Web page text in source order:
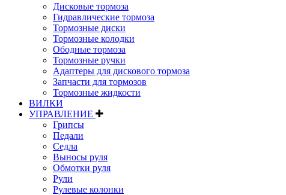
Дисковые тормоза
Гидравлические тормоза
Тормозные диски
Тормозные колодки
Ободные тормоза
Тормозные ручки
Адаптеры для дискового тормоза
Запчасти для тормозов
Тормозные жидкости
ВИЛКИ
УПРАВЛЕНИЕ
Грипсы
Педали
Седла
Выносы руля
Обмотки руля
Рули
Рулевые колонки